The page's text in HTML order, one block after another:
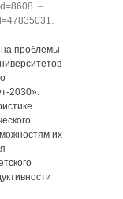
. ‒
.
на проблемы
2030».
их